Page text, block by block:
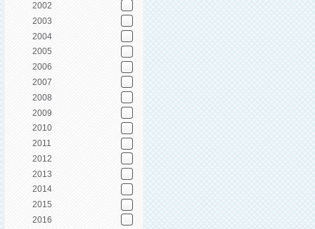
2002
2003
2004
2005
2006
2007
2008
2009
2010
2011
2012
2013
2014
2015
2016